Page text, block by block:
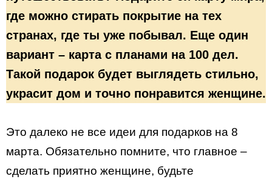
где можно стирать покрытие на тех
странах, где ты уже побывал. Еще один
вариант – карта с планами на 100 дел.
Такой подарок будет выглядеть стильно,
украсит дом и точно понравится женщине.
Это далеко не все идеи для подарков на 8
марта. Обязательно помните, что главное –
сделать приятно женщине, будьте